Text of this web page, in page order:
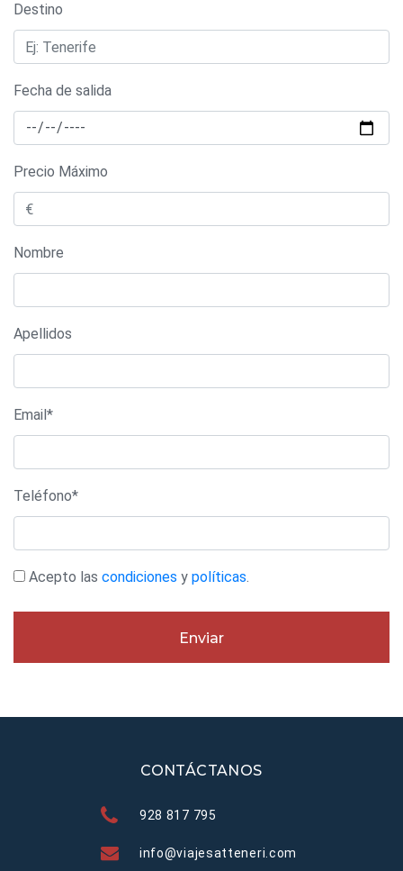
Destino
Fecha de salida
Precio Máximo
Nombre
Apellidos
Email*
Teléfono*
Acepto las condiciones y políticas.
Enviar
CONTÁCTANOS
928 817 795
info@viajesatteneri.com